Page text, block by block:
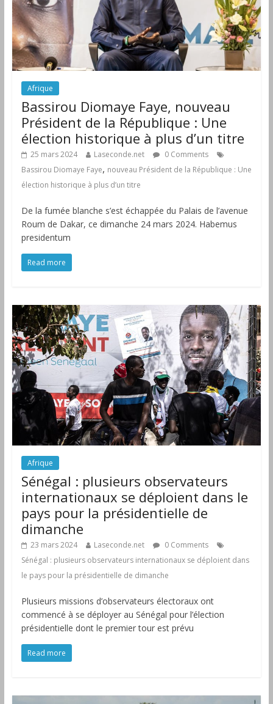
Afrique
Bassirou Diomaye Faye, nouveau
Président de la République : Une
élection historique à plus d’un titre
25 mars 2024 Laseconde.net
0 Comments
Bassirou Diomaye Faye, nouveau Président de la République : Une
élection historique à plus d’un titre
De la fumée blanche s’est échappée du Palais de l’avenue
Roum de Dakar, ce dimanche 24 mars 2024. Habemus
presidentum
Read more
Afrique
Sénégal : plusieurs observateurs
internationaux se déploient dans le
pays pour la présidentielle de
dimanche
23 mars 2024 Laseconde.net
0 Comments
Sénégal : plusieurs observateurs internationaux se déploient dans
le pays pour la présidentielle de dimanche
Plusieurs missions d’observateurs électoraux ont
commencé à se déployer au Sénégal pour l’élection
présidentielle dont le premier tour est prévu
Read more